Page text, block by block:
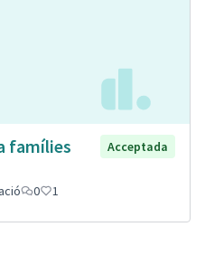
famílies
Acceptada
0 1